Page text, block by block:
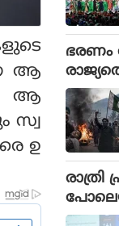
ആ
ആ
സ്വ
ഉ
ഭരണം
ത്,